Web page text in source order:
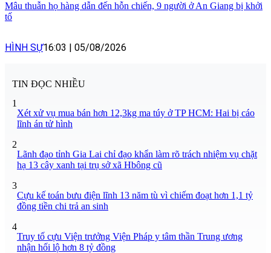
Mâu thuẫn họ hàng dẫn đến hỗn chiến, 9 người ở An Giang bị khởi
tố
HÌNH SỰ16:03 | 05/08/2026
TIN ĐỌC NHIỀU
1
Xét xử vụ mua bán hơn 12,3kg ma túy ở TP HCM: Hai bị cáo
lĩnh án tử hình
2
Lãnh đạo tỉnh Gia Lai chỉ đạo khẩn làm rõ trách nhiệm vụ chặt
hạ 13 cây xanh tại trụ sở xã Hbông cũ
3
Cựu kế toán bưu điện lĩnh 13 năm tù vì chiếm đoạt hơn 1,1 tỷ
đồng tiền chi trả an sinh
4
Truy tố cựu Viện trưởng Viện Pháp y tâm thần Trung ương
nhận hối lộ hơn 8 tỷ đồng